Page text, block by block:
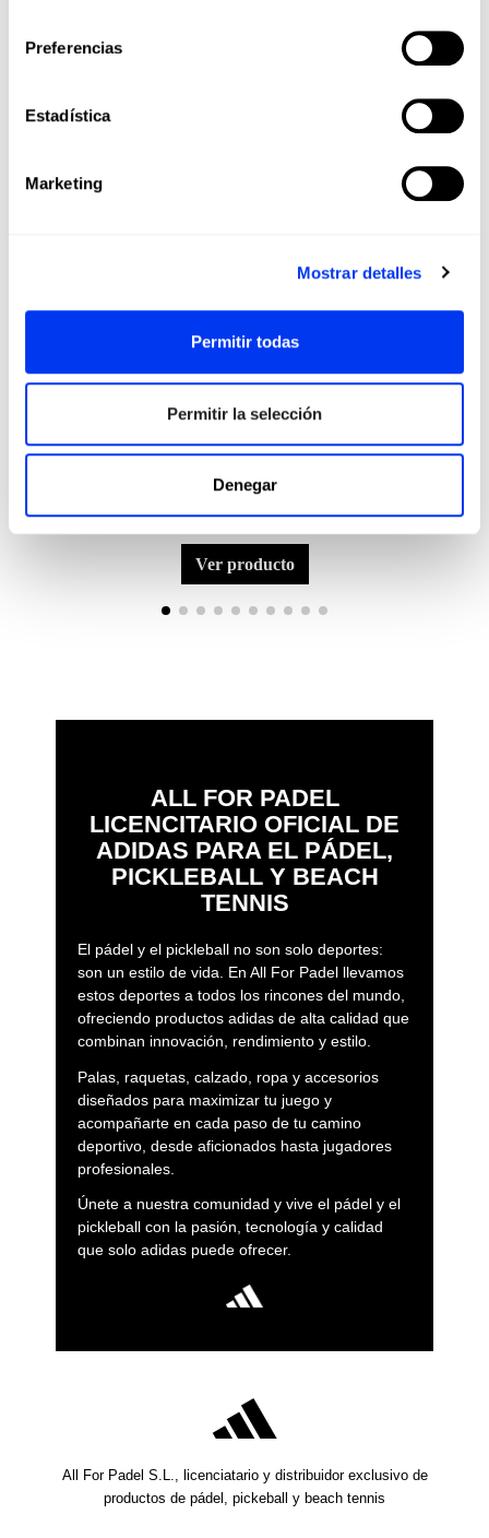
Preferencias
Estadística
Marketing
Mostrar detalles
Permitir todas
Permitir la selección
Denegar
Los clientes que compraron este producto también
han comprado...
AGOTADO
Zapatillero adidas Negro/Rojo 3.4-Ale Galán
ver producto
ALL FOR PADEL
LICENCITARIO OFICIAL DE
ADIDAS PARA EL PÁDEL,
PICKLEBALL Y BEACH
TENNIS
El pádel y el pickleball no son solo deportes:
son un estilo de vida. En All For Padel llevamos
estos deportes a todos los rincones del mundo,
ofreciendo productos adidas de alta calidad que
combinan innovación, rendimiento y estilo.
Palas, raquetas, calzado, ropa y accesorios
diseñados para maximizar tu juego y
acompañarte en cada paso de tu camino
deportivo, desde aficionados hasta jugadores
profesionales.
Únete a nuestra comunidad y vive el pádel y el
pickleball con la pasión, tecnología y calidad
que solo adidas puede ofrecer.
All For Padel S.L., licenciatario y distribuidor exclusivo de
productos de pádel, pickeball y beach tennis